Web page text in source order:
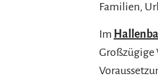
Familien,
Im
Großzügige